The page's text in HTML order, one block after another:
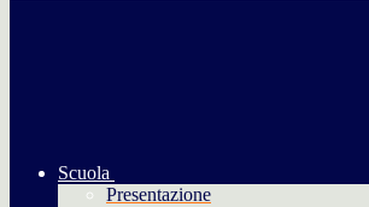
Scuola
Presentazione